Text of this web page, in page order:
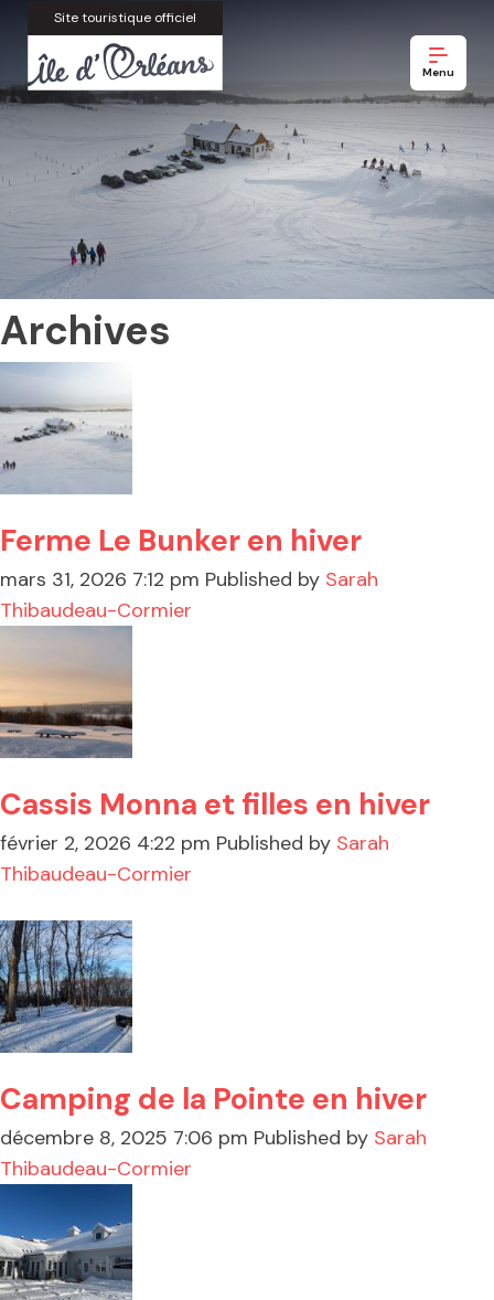
Site touristique officiel
Menu
Archives
Ferme Le Bunker en hiver
mars 31, 2026 7:12 pm Published by Sarah
Thibaudeau-Cormier
Cassis Monna et filles en hiver
février 2, 2026 4:22 pm Published by Sarah
Thibaudeau-Cormier
Camping de la Pointe en hiver
décembre 8, 2025 7:06 pm Published by Sarah
Thibaudeau-Cormier